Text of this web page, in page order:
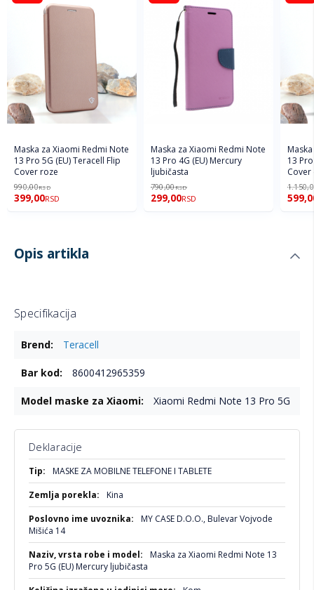
Maska za Xiaomi Redmi Note
13 Pro 5G (EU) Teracell Flip
Cover roze
990,00RSD
399,00RSD
Maska za Xiaomi Redmi Note
13 Pro 4G (EU) Mercury
ljubičasta
790,00RSD
299,00RSD
13
Cover
Opis artikla
Specifikacija
informacija Teracell
8600412965359
Xiaomi Redmi Note 13 Pro 5G
Deklaracije
Više
informacija
MASKE ZA MOBILNE TELEFONE I TABLETE
Kina
MY CASE D.O.O., Bulevar Vojvode
Mišića 14
Maska za Xiaomi Redmi Note 13
Pro 5G (EU) Mercury ljubičasta